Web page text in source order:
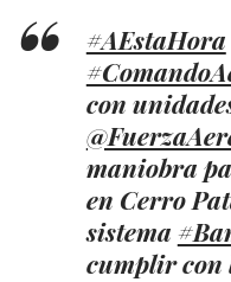
#AEstaHora
con
maniobra
en Cerro
sistema
cumplir con